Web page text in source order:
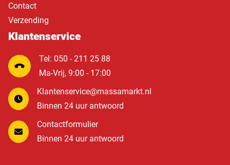
Contact
Verzending
Klantenservice
Tel: 050 - 211 25 88
Ma-Vrij, 9:00 - 17:00
Klantenservice@massamarkt.nl
Binnen 24 uur antwoord
Contactformulier
Binnen 24 uur antwoord